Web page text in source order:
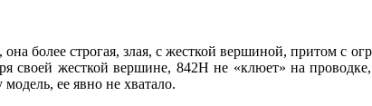
она более строгая, злая, с жесткой вершиной, притом
своей жесткой вершине, 842H не «клюет» на
ее явно не хватало.